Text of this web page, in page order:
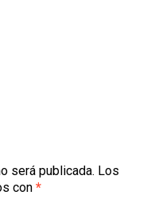
será publicada. Los
con *